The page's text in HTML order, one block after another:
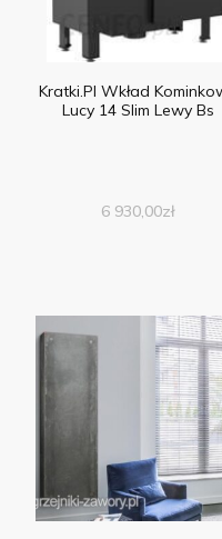
Kratki.Pl Wkład
Lucy 14 Slim Lewy Bs
6 930,00zł